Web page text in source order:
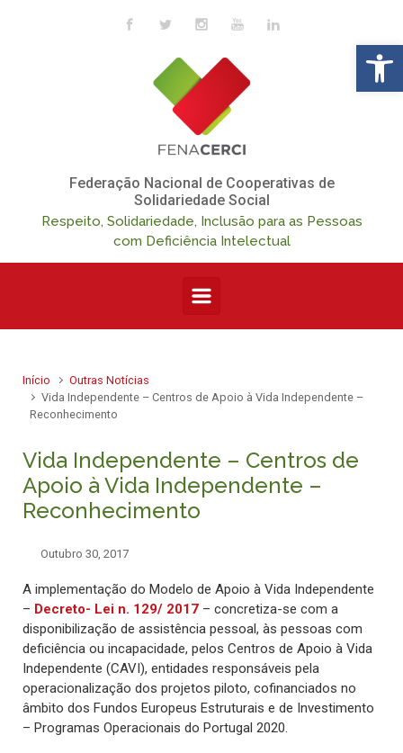
Skip to main content
Federação Nacional de Cooperativas de
Solidariedade Social
Respeito, Solidariedade, Inclusão para as Pessoas
com Deficiência Intelectual
Início
Outras Notícias
Vida Independente – Centros de Apoio à Vida Independente –
Reconhecimento
Vida Independente – Centros de
Apoio à Vida Independente –
Reconhecimento
Outubro 30, 2017
A implementação do Modelo de Apoio à Vida Independente
– Decreto- Lei n. 129/ 2017 – concretiza-se com a
disponibilização de assistência pessoal, às pessoas com
deficiência ou incapacidade, pelos Centros de Apoio à Vida
Independente (CAVI), entidades responsáveis pela
operacionalização dos projetos piloto, cofinanciados no
âmbito dos Fundos Europeus Estruturais e de Investimento
– Programas Operacionais do Portugal 2020.